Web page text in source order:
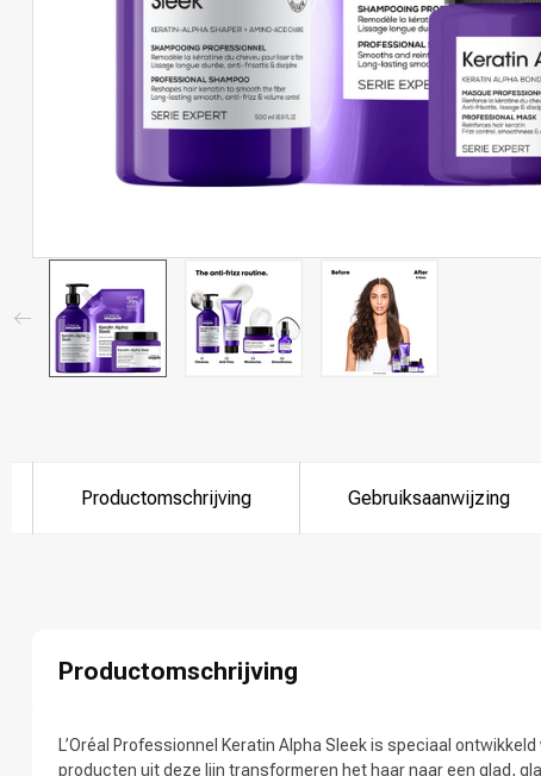
Productomschrijving Gebruiksaanwijzing
Productomschrijving
L’Oréal Professionnel Keratin Alpha Sleek is speciaal
producten uit deze lijn transformeren het haar naar een glad,